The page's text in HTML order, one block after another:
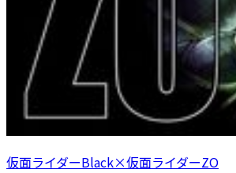
仮面ライダーBlack×仮面ライダーZO